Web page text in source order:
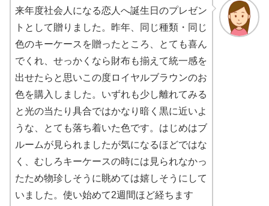
来年度社会人になる恋人へ誕生日のプレゼン
トとして贈りました。昨年、同じ種類・同じ
色のキーケースを贈ったところ、とても喜ん
でくれ、せっかくなら財布も揃えて統一感を
出せたらと思いこの度ロイヤルブラウンのお
色を購入しました。いずれも少し離れてみる
と光の当たり具合ではかなり暗く黒に近いよ
うな、とても落ち着いた色です。はじめはブ
ルームが見られましたが気になるほどではな
く、むしろキーケースの時には見られなかっ
たため物珍しそうに眺めては嬉しそうにして
いました。使い始めて2週間ほど経ちます